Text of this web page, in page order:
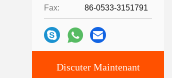
Fax: 86-0533-3151791
Discuter Maintenant